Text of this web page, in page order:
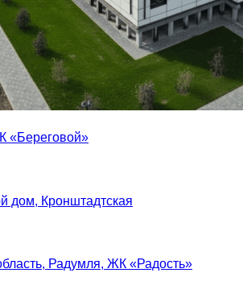
«Береговой»
дом, Кронштадтская
Радумля, ЖК «Радость»